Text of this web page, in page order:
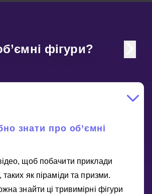
фігури?
знати про об’ємні
щоб побачити приклади
як піраміди та призми.
знайти ці тривимірні фігури